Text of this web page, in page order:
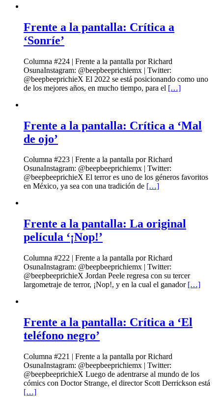
Frente a la pantalla: Crítica a
‘Sonríe’
Columna #224 | Frente a la pantalla por Richard
OsunaInstagram: @beepbeeprichiemx | Twitter:
@beepbeeprichieX El 2022 se está posicionando como uno
de los mejores años, en mucho tiempo, para el […]
Frente a la pantalla: Crítica a ‘Mal
de ojo’
Columna #223 | Frente a la pantalla por Richard
OsunaInstagram: @beepbeeprichiemx | Twitter:
@beepbeeprichieX El terror es uno de los géneros favoritos
en México, ya sea con una tradición de […]
Frente a la pantalla: La original
película ‘¡Nop!’
Columna #222 | Frente a la pantalla por Richard
OsunaInstagram: @beepbeeprichiemx | Twitter:
@beepbeeprichieX Jordan Peele regresa con su tercer
largometraje de terror, ¡Nop!, y en la cual el ganador […]
Frente a la pantalla: Crítica a ‘El
teléfono negro’
Columna #221 | Frente a la pantalla por Richard
OsunaInstagram: @beepbeeprichiemx | Twitter:
@beepbeeprichieX Luego de adentrarse al mundo de los
cómics con Doctor Strange, el director Scott Derrickson está
[…]